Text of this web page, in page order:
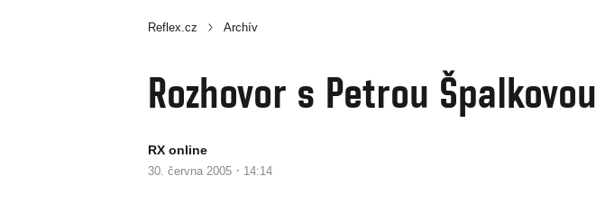
Reflex.cz Archív
Rozhovor s Petrou Špalkovou
RX online
30. června 2005 · 14:14